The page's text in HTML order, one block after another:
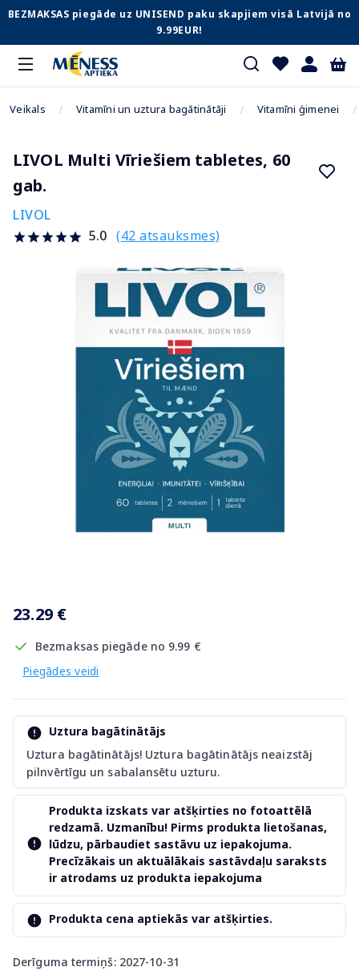
BEZMAKSAS piegāde uz UNISEND paku skapjiem visā Latvijā no
9.99EUR!
Veikals Vitamīni un uztura bagātinātāji Vitamīni ģimenei
LIVOL Multi Vīriešiem tabletes, 60
gab.
LIVOL
5.0 (42 atsauksmes)
23.29 €
Bezmaksas piegāde no 9.99 €
Piegādes veidi
Derīguma termiņš: 2027-10-31
Uztura bagātinātājs
Uztura bagātinātājs! Uztura bagātinātājs neaizstāj
pilnvērtīgu un sabalansētu uzturu.
Produkta izskats var atšķirties no fotoattēlā
redzamā. Uzmanību! Pirms produkta lietošanas,
lūdzu, pārbaudiet sastāvu uz iepakojuma.
Precīzākais un aktuālākais sastāvdaļu saraksts
ir atrodams uz produkta iepakojuma
Produkta cena aptiekās var atšķirties.